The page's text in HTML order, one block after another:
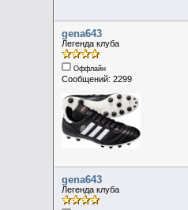
gena643
Легенда клуба
Оффлайн
Сообщений: 2299
gena643
Легенда клуба